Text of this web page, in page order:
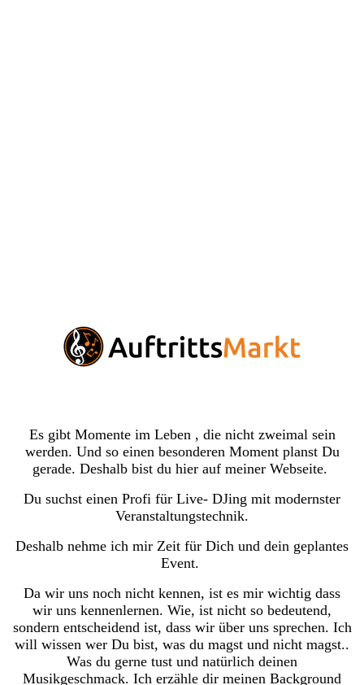
Es gibt Momente im Leben , die nicht zweimal sein
werden. Und so einen besonderen Moment planst Du
gerade. Deshalb bist du hier auf meiner Webseite.
Du suchst einen Profi für Live- DJing mit modernster
Veranstaltungstechnik.
Deshalb nehme ich mir Zeit für Dich und dein geplantes
Event.
Da wir uns noch nicht kennen, ist es mir wichtig dass
wir uns kennenlernen. Wie, ist nicht so bedeutend,
sondern entscheidend ist, dass wir über uns sprechen. Ich
will wissen wer Du bist, was du magst und nicht magst..
Was du gerne tust und natürlich deinen
Musikgeschmack. Ich erzähle dir meinen Background